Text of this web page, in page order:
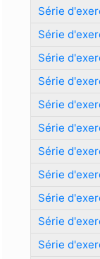
Série
Série
Série
Série
Série
Série
Série
Série
Série
Série
Série